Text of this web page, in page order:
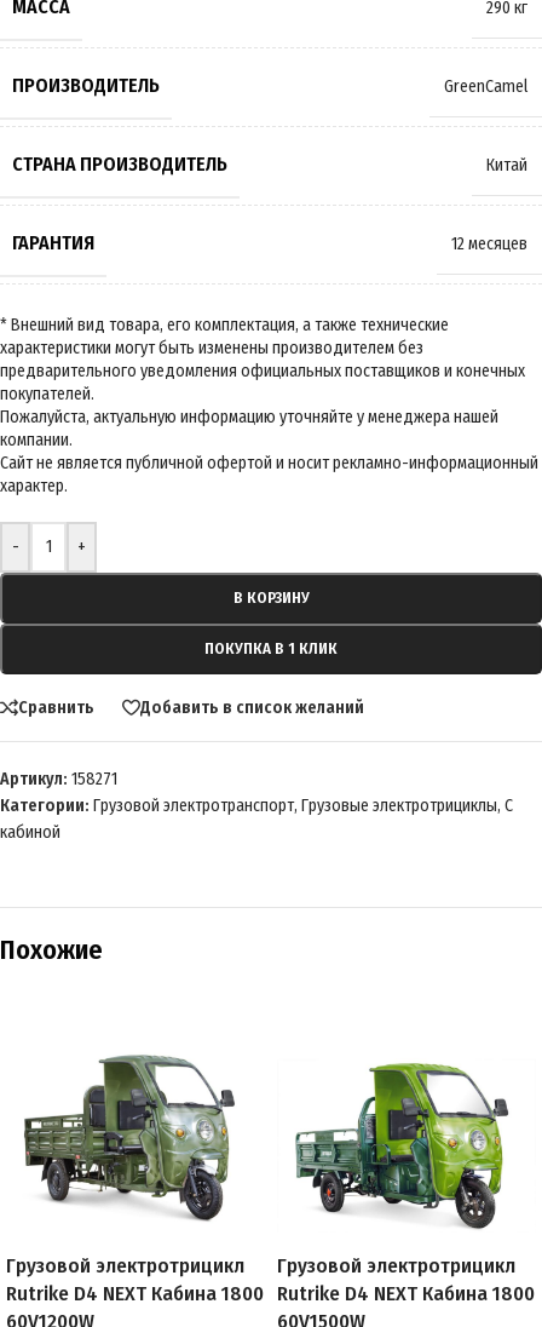
МАССА 290 кг
ПРОИЗВОДИТЕЛЬ GreenCamel
СТРАНА ПРОИЗВОДИТЕЛЬ Китай
ГАРАНТИЯ 12 месяцев
- +
В КОРЗИНУ
ПОКУПКА В 1 КЛИК
Сравнить Добавить в список желаний
Артикул: 158271
Категории: Грузовой электротранспорт, Грузовые электротрициклы, С
кабиной
Похожие
Грузовой электротрицикл
Rutrike D4 NEXT Кабина 1800
Грузовой электротрицикл
Rutrike D4 NEXT Кабина 1800